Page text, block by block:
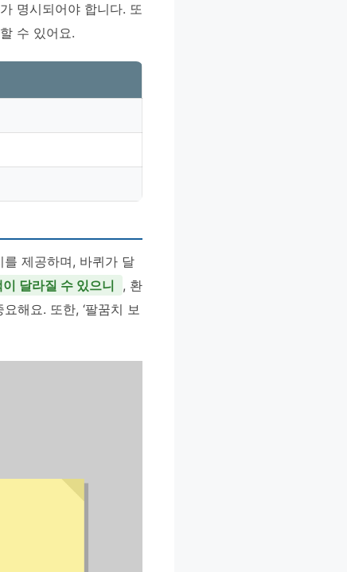
명시되어야 합니다. 또
수 있어요.
를 제공하며, 바퀴가 달
달라질 수 있으니
, 환
해요. 또한, ‘팔꿈치 보